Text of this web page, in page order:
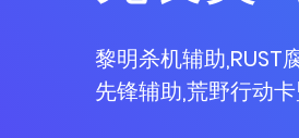
黎明杀机辅助,RUST
先锋辅助,荒野行动